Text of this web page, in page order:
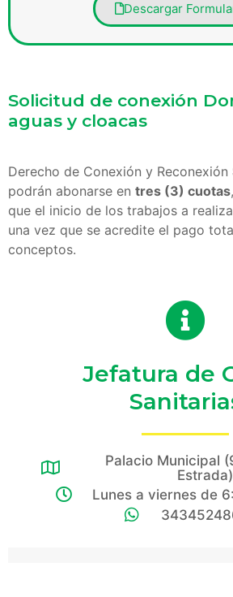
Descargar
Solicitud de conexión
aguas y cloacas
Derecho de Conexión y Reconexión
podrán abonarse en tres (3) cuotas
que el inicio de los trabajos a
una vez que se acredite el pago
conceptos.
Jefatura de
Palacio Municipal
Estrada)
Lunes a viernes de